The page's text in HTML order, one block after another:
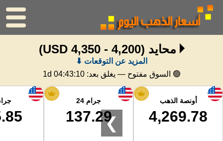
الرئيسية
سعر الذهب
اسعار الفضه
حاسبة الذهب
محايد (4,200 - 4,350 USD)
المزيد عن التوقعات ⬇
🟢 السوق مفتوح — يغلق بعد: 1d 04:43:09
أونصة الذهب
4,269.78
جرام 24
137.29
❯